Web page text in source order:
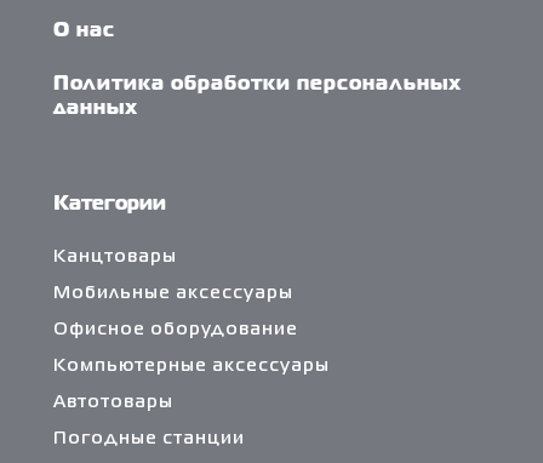
О нас
Политика обработки персональных
данных
Категории
Канцтовары
Мобильные аксессуары
Офисное оборудование
Компьютерные аксессуары
Автотовары
Погодные станции